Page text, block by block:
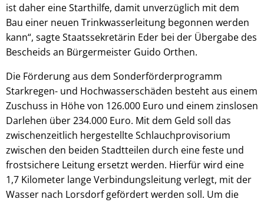
ist daher eine Starthilfe, damit unverzüglich mit dem
Bau einer neuen Trinkwasserleitung begonnen werden
kann“, sagte Staatssekretärin Eder bei der Übergabe des
Bescheids an Bürgermeister Guido Orthen.
Die Förderung aus dem Sonderförderprogramm
Starkregen- und Hochwasserschäden besteht aus einem
Zuschuss in Höhe von 126.000 Euro und einem zinslosen
Darlehen über 234.000 Euro. Mit dem Geld soll das
zwischenzeitlich hergestellte Schlauchprovisorium
zwischen den beiden Stadtteilen durch eine feste und
frostsichere Leitung ersetzt werden. Hierfür wird eine
1,7 Kilometer lange Verbindungsleitung verlegt, mit der
Wasser nach Lorsdorf gefördert werden soll. Um die